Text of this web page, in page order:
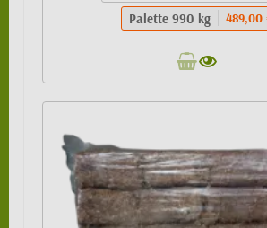
Palette 990 kg 489,00